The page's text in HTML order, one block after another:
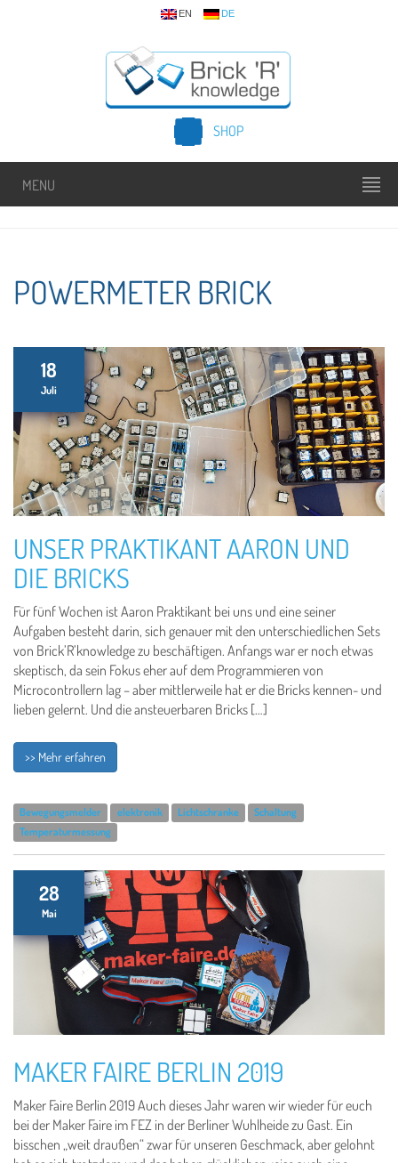
EN DE
SHOP
MENU
POWERMETER BRICK
18
Juli
UNSER PRAKTIKANT AARON UND
DIE BRICKS
Für fünf Wochen ist Aaron Praktikant bei uns und eine seiner
Aufgaben besteht darin, sich genauer mit den unterschiedlichen Sets
von Brick’R’knowledge zu beschäftigen. Anfangs war er noch etwas
skeptisch, da sein Fokus eher auf dem Programmieren von
Microcontrollern lag – aber mittlerweile hat er die Bricks kennen- und
lieben gelernt. Und die ansteuerbaren Bricks […]
>> Mehr erfahren
Bewegungsmelder elektronik Lichtschranke
Schaltung
Temperaturmessung
28
Mai
MAKER FAIRE BERLIN 2019
Maker Faire Berlin 2019 Auch dieses Jahr waren wir wieder für euch
bei der Maker Faire im FEZ in der Berliner Wuhlheide zu Gast. Ein
bisschen „weit draußen“ zwar für unseren Geschmack, aber gelohnt